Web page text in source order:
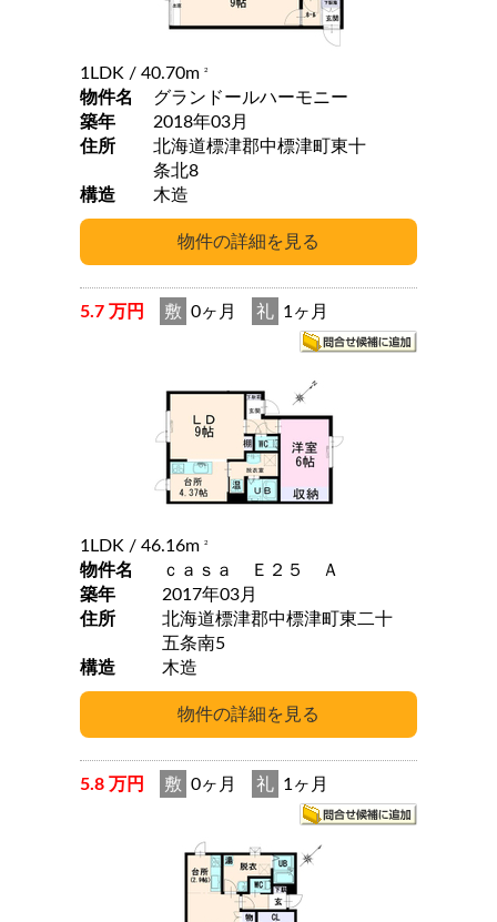
1LDK / 40.70m 2
物件名
グランドールハーモニー
築年
2018年03月
住所
北海道標津郡中標津町東十
条北8
構造
木造
5.7 万円 敷 0ヶ月 礼 1ヶ月
1LDK / 46.16m 2
物件名
ｃａｓａ Ｅ２５ Ａ
築年
2017年03月
住所
北海道標津郡中標津町東二十
五条南5
構造
木造
5.8 万円 敷 0ヶ月 礼 1ヶ月